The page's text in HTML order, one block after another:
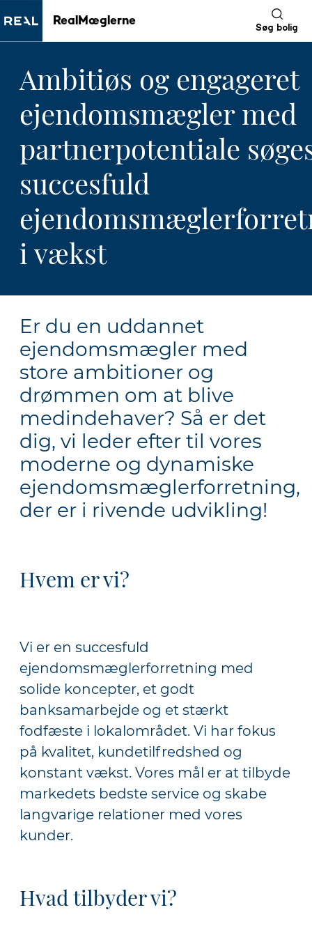
RealMæglerne
Søg bolig
Ambitiøs og engageret
ejendomsmægler med
partnerpotentiale
succesfuld
i vækst
Er du en uddannet
ejendomsmægler med
store ambitioner og
drømmen om at blive
medindehaver? Så er det
dig, vi leder efter til vores
moderne og dynamiske
ejendomsmæglerforretning,
der er i rivende udvikling!
Hvem er vi?
Vi er en succesfuld
ejendomsmæglerforretning med
solide koncepter, et godt
banksamarbejde og et stærkt
fodfæste i lokalområdet. Vi har fokus
på kvalitet, kundetilfredshed og
konstant vækst. Vores mål er at tilbyde
markedets bedste service og skabe
langvarige relationer med vores
kunder.
Hvad tilbyder vi?